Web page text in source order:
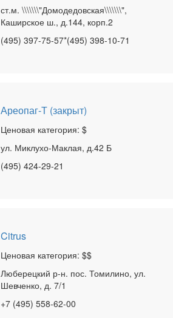
ст.м. \\\\\\\"Домодедовская\\\\\\\",
Каширское ш., д.144, корп.2
(495) 397-75-57*(495) 398-10-71
Ареопаг-Т (закрыт)
Ценовая категория: $
ул. Миклухо-Маклая, д.42 Б
(495) 424-29-21
Citrus
Ценовая категория: $$
Люберецкий р-н. пос. Томилино, ул.
Шевченко, д. 7/1
+7 (495) 558-62-00